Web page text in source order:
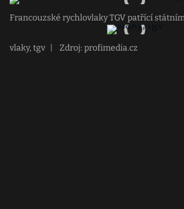
Francouzské rychlovlaky TGV patřící
vlaky, tgv Zdroj: profimedia.cz